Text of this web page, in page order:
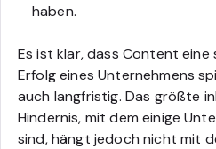
haben.
Es ist klar, dass Content eine
Erfolg eines Unternehmens
auch langfristig. Das größte
Hindernis, mit dem einige
sind, hängt jedoch nicht mit